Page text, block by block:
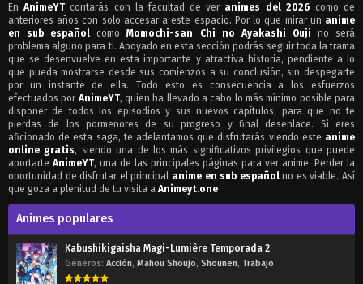
EnAnimeYTcontarás con la facultad de ver animes del 2026 como de
anteriores años con solo accesar a este espacio. Por lo que mirar un anime
en sub español comoMomochi-san Chi no Ayakashi Ouji no será
problema alguno para ti. Apoyado en esta sección podrás seguir toda la trama
que se desenvuelve en esta importante y atractiva historia, pendiente a lo
que pueda mostrarse desde sus comienzos a su conclusión, sin despegarte
por un instante de ella. Todo esto es consecuencia a los esfuerzos
efectuados por AnimeYT, quien ha llevado a cabo lo más mínimo posible para
disponer de todos los episodios y sus nuevos capítulos, para que no te
pierdas de los pormenores de su progreso y final desenlace. Si eres
aficionado de esta saga, te adelantamos que disfrutarás viendo este anime
online gratis, siendo una de los más significativos privilegios que puede
aportarte AnimeYT, una de las principales páginas para ver anime. Perder la
oportunidad de disfrutar el principal anime en sub españolno es viable. Así
que goza a plenitud de tu visita a Animeyt.one
Animes populares
Kabushikigaisha Magi-Lumière Temporada 2
Géneros: Acción, Mahou Shoujo, Shounen, Trabajo